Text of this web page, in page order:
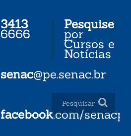
3413
6666
senac@pe.senac.br
facebook.com/senacpe
Pesquise
por
Cursos e
Notícias